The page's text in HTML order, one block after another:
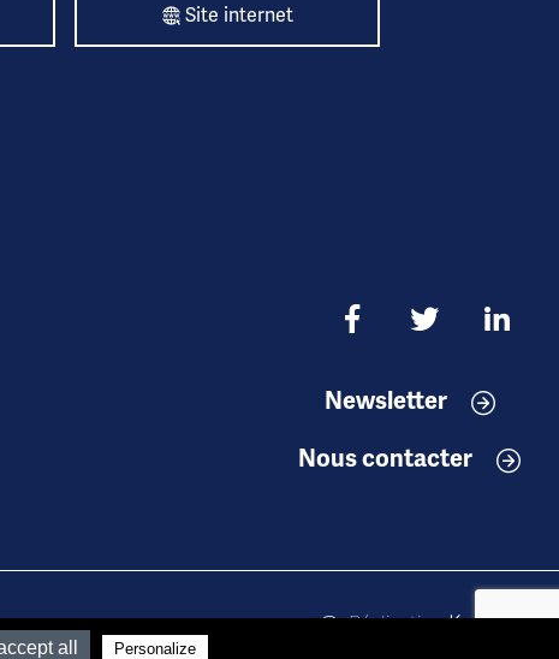
Site internet
Newsletter
Nous contacter
RéalisationKoredge
all Personalize